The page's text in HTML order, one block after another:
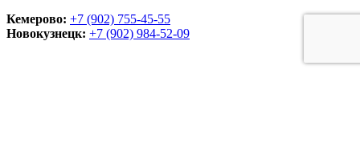
Кемерово: +7 (902) 755-45-55
Новокузнецк: +7 (902) 984-52-09